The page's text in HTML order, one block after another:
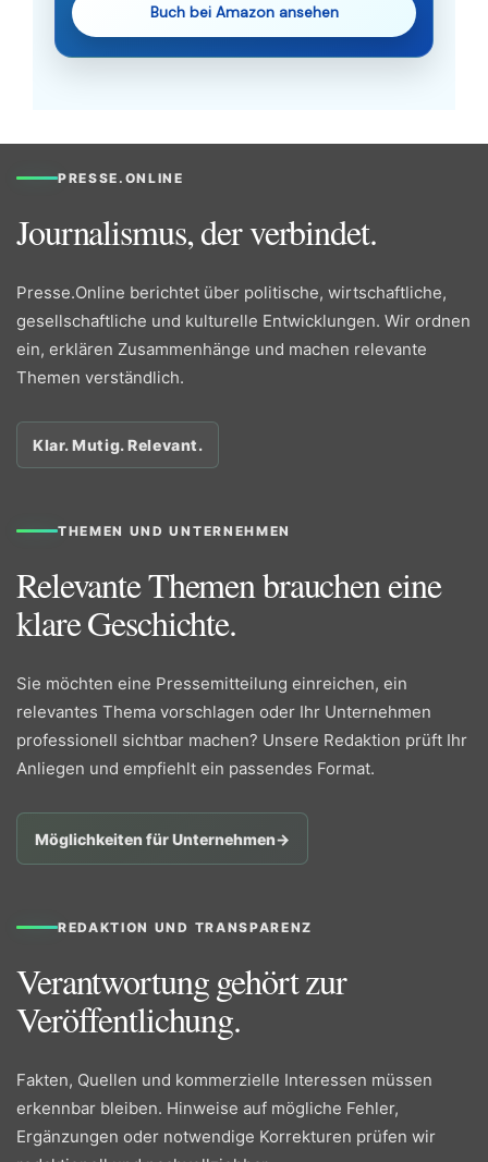
Buch bei Amazon ansehen
PRESSE.ONLINE
Journalismus, der verbindet.
Presse.Online berichtet über politische, wirtschaftliche,
gesellschaftliche und kulturelle Entwicklungen. Wir ordnen
ein, erklären Zusammenhänge und machen relevante
Themen verständlich.
Klar. Mutig. Relevant.
THEMEN UND UNTERNEHMEN
Relevante Themen brauchen eine
klare Geschichte.
Sie möchten eine Pressemitteilung einreichen, ein
relevantes Thema vorschlagen oder Ihr Unternehmen
professionell sichtbar machen? Unsere Redaktion prüft Ihr
Anliegen und empfiehlt ein passendes Format.
Möglichkeiten für Unternehmen→
REDAKTION UND TRANSPARENZ
Verantwortung gehört zur
Veröffentlichung.
Fakten, Quellen und kommerzielle Interessen müssen
erkennbar bleiben. Hinweise auf mögliche Fehler,
Ergänzungen oder notwendige Korrekturen prüfen wir